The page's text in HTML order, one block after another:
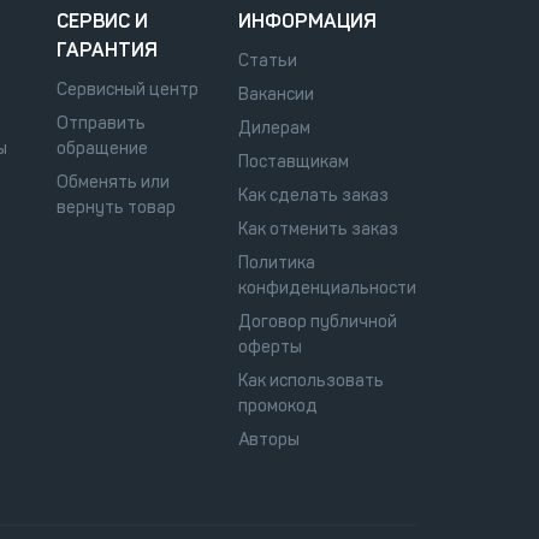
СЕРВИС И
ГАРАНТИЯ
Сервисный центр
Отправить
обращение
Обменять или
вернуть товар
ИНФОРМАЦИЯ
Статьи
Вакансии
Дилерам
Поставщикам
Как сделать заказ
Как отменить заказ
Политика
конфиденциальности
Договор публичной
оферты
Как использовать
промокод
Авторы